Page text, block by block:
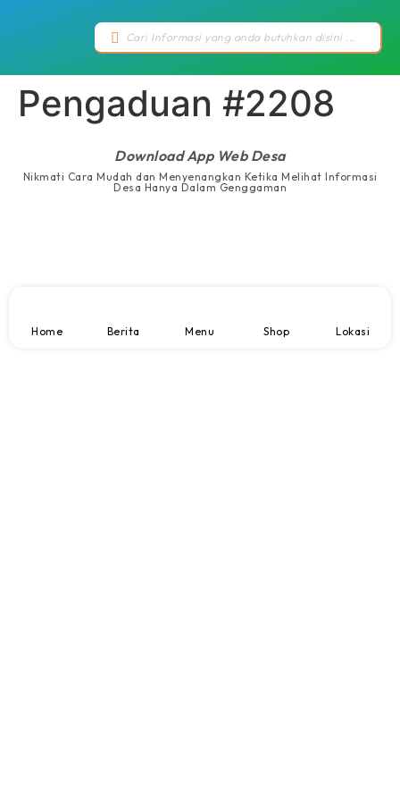
Pengaduan #2208
Download App Web Desa
Nikmati Cara Mudah dan Menyenangkan Ketika Melihat Informasi
Desa Hanya Dalam Genggaman
Home Berita Menu Shop Lokasi